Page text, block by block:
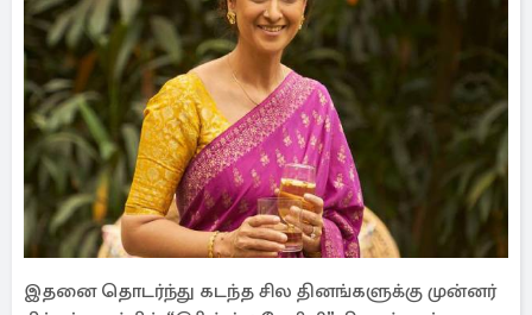
இதனை தொடர்ந்து கடந்த சில தினங்களுக்கு முன்னர்